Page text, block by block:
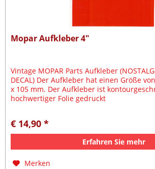
Mopar Aufkleber 4"
Vintage MOPAR Parts Aufkleber
DECAL) Der Aufkleber hat einen Größe
x 105 mm. Der Aufkleber ist
hochwertiger Folie gedruckt
€ 14,90 *
Erfahren Sie mehr
Merken